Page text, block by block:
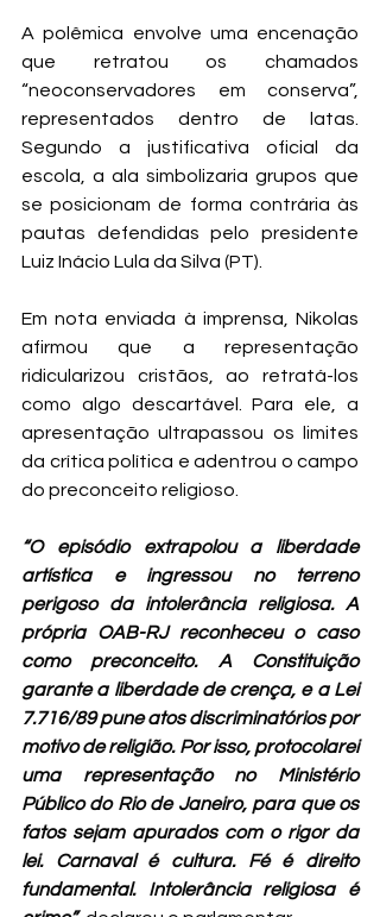
A polêmica envolve uma encenação
que retratou os chamados
“neoconservadores em conserva”,
representados dentro de latas.
Segundo a justificativa oficial da
escola, a ala simbolizaria grupos que
se posicionam de forma contrária às
pautas defendidas pelo presidente
Luiz Inácio Lula da Silva (PT).
Em nota enviada à imprensa, Nikolas
afirmou que a representação
ridicularizou cristãos, ao retratá-los
como algo descartável. Para ele, a
apresentação ultrapassou os limites
da crítica política e adentrou o campo
do preconceito religioso.
“O episódio extrapolou a liberdade
artística e ingressou no terreno
perigoso da intolerância religiosa. A
própria OAB-RJ reconheceu o caso
como preconceito. A Constituição
garante a liberdade de crença, e a Lei
7.716/89 pune atos discriminatórios por
motivo de religião. Por isso, protocolarei
uma representação no Ministério
Público do Rio de Janeiro, para que os
fatos sejam apurados com o rigor da
lei. Carnaval é cultura. Fé é direito
fundamental. Intolerância religiosa é